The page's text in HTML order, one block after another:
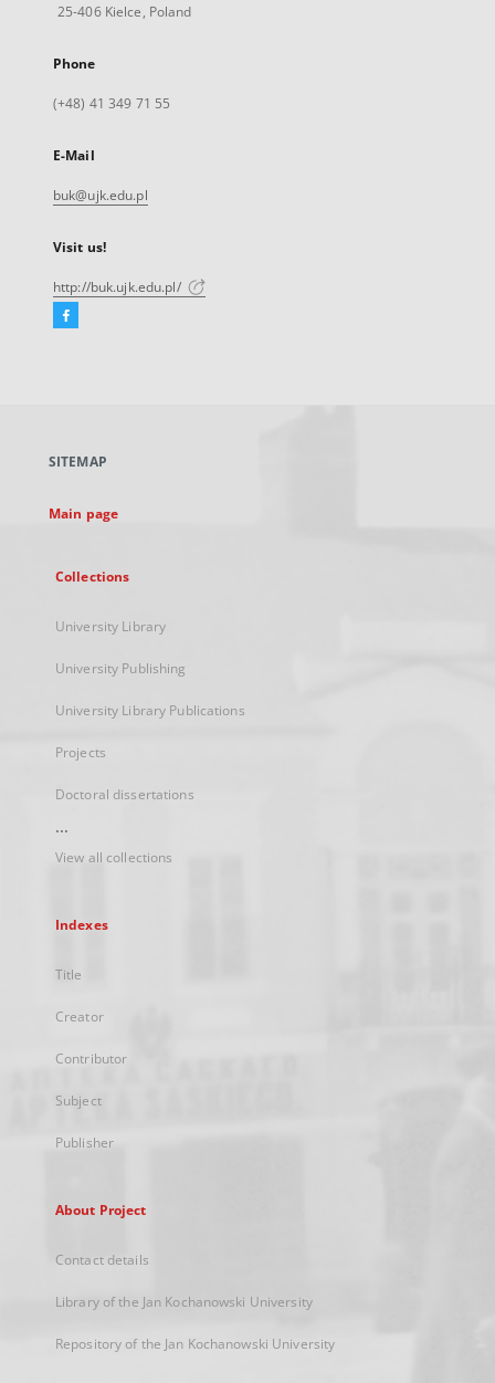
25-406 Kielce, Poland
Phone
(+48) 41 349 71 55
E-Mail
buk@ujk.edu.pl
Visit us!
http://buk.ujk.edu.pl/
Facebook
new
SITEMAP
Main page
Collections
University Library
University Publishing
University Library Publications
Projects
Doctoral dissertations
...
View all collections
Indexes
Title
Creator
Contributor
Subject
Publisher
About Project
Contact details
Library of the Jan Kochanowski University
Repository of the Jan Kochanowski University